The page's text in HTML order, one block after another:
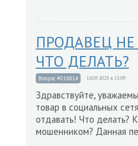
ПРОДАВЕЦ
ЧТО ДЕЛАТЬ?
Вопрос #018814 18.09.2023 в 15:09
Здравствуйте,
товар в социальных
отдавать! Что делать?
мошенником? Данная